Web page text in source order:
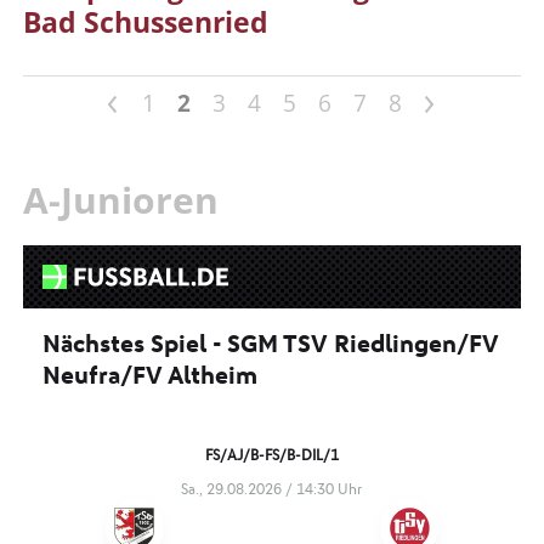
Bad Schussenried
< 1 2 3 4 5 6 7 8 >
A-Junioren